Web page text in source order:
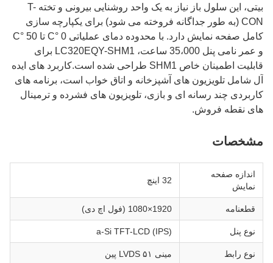
بیتی، این سلول باز نیاز به یک واحد روشنایی بیرونی و تخته T-
CON (به طور جداگانه فروخته می شود) برای یکپارچه سازی
کامل صفحه نمایش دارد. با محدوده دمای عملیاتی 0 °C تا 50 °C
و عمر نامی پنل 35،000 ساعت، LC320EQY-SHM1 برای
قابلیت اطمینان خاص SHM1 طراحی شده است.کاربرد های ایده
آل شامل تلویزیون های آشپزخانه و اتاق خواب است، برنامه های
کاربردی چند رسانه ای و بازی، تلویزیون های فشرده و ترمینال
های نقطه فروش.
مشخصات
اندازه صفحه
نمایش
32 اينچ
قطعنامه 1920×1080 (فول اچ دی)
نوع پنل a-Si TFT-LCD (IPS)
نوع رابط مینی LVDS ۵۱ پین